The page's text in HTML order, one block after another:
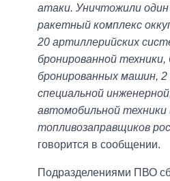
атаки. Уничтожили
ракетный комплекс
20 артиллерийских
бронированной техники,
бронированных машин,
специальной
автомобильной техники
топливозаправщиков
говорится в сообщении.
Подразделениями ПВО